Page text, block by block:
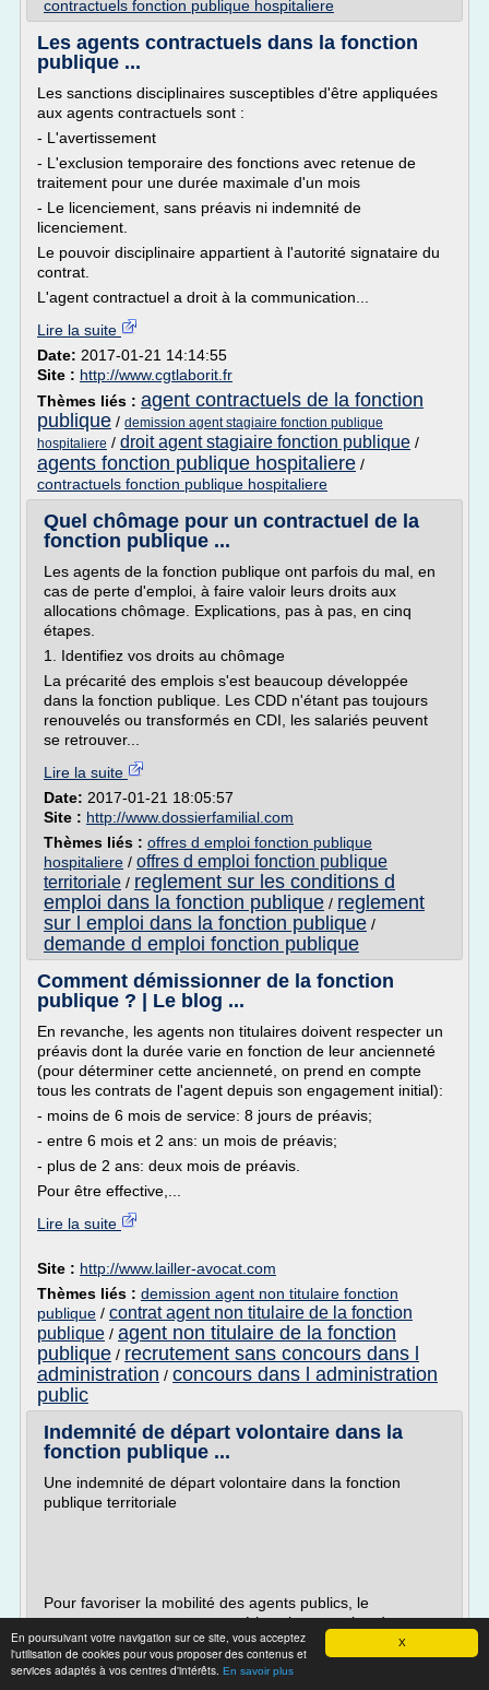
X
En poursuivant votre navigation sur ce site, vous acceptez
l'utilisation de cookies pour vous proposer des contenus et
services adaptés à vos centres d'intérêts. En savoir plus
contractuels fonction publique hospitaliere
Les agents contractuels dans la fonction
publique ...
Les sanctions disciplinaires susceptibles d'être appliquées
aux agents contractuels sont :
- L'avertissement
- L'exclusion temporaire des fonctions avec retenue de
traitement pour une durée maximale d'un mois
- Le licenciement, sans préavis ni indemnité de
licenciement.
Le pouvoir disciplinaire appartient à l'autorité signataire du
contrat.
L'agent contractuel a droit à la communication...
Lire la suite
Date: 2017-01-21 14:14:55
Site : http://www.cgtlaborit.fr
Thèmes liés : agent contractuels de la fonction
publique / demission agent stagiaire fonction publique
hospitaliere / droit agent stagiaire fonction publique /
agents fonction publique hospitaliere /
contractuels fonction publique hospitaliere
Quel chômage pour un contractuel de la
fonction publique ...
Les agents de la fonction publique ont parfois du mal, en
cas de perte d'emploi, à faire valoir leurs droits aux
allocations chômage. Explications, pas à pas, en cinq
étapes.
1. Identifiez vos droits au chômage
La précarité des emplois s'est beaucoup développée
dans la fonction publique. Les CDD n'étant pas toujours
renouvelés ou transformés en CDI, les salariés peuvent
se retrouver...
Lire la suite
Date: 2017-01-21 18:05:57
Site : http://www.dossierfamilial.com
Thèmes liés : offres d emploi fonction publique
hospitaliere / offres d emploi fonction publique
territoriale / reglement sur les conditions d
emploi dans la fonction publique / reglement
sur l emploi dans la fonction publique /
demande d emploi fonction publique
Comment démissionner de la fonction
publique ? | Le blog ...
En revanche, les agents non titulaires doivent respecter un
préavis dont la durée varie en fonction de leur ancienneté
(pour déterminer cette ancienneté, on prend en compte
tous les contrats de l'agent depuis son engagement initial):
- moins de 6 mois de service: 8 jours de préavis;
- entre 6 mois et 2 ans: un mois de préavis;
- plus de 2 ans: deux mois de préavis.
Pour être effective,...
Lire la suite
Site : http://www.lailler-avocat.com
Thèmes liés : demission agent non titulaire fonction
publique / contrat agent non titulaire de la fonction
publique / agent non titulaire de la fonction
publique / recrutement sans concours dans l
administration / concours dans l administration
public
Indemnité de départ volontaire dans la
fonction publique ...
Une indemnité de départ volontaire dans la fonction
publique territoriale
Pour favoriser la mobilité des agents publics, le
gouvernement a accompagné le volet « gestion des
ressources humaines » de la révision générale des
politiques publiques (RGPP) d'une aide financière. Les
services de l'État connaissent, depuis avril 2008, une